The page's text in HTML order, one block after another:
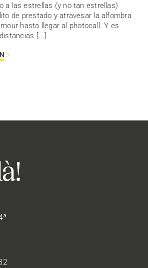
a las estrellas (y no tan estrellas)
de prestado y atravesar la alfombra
hasta llegar al photocall. Y es
[...]